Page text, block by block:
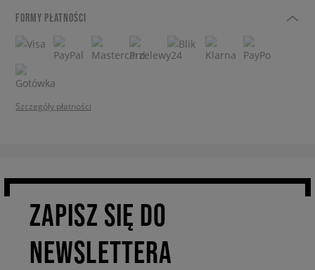
FORMY PŁATNOŚCI
Szczegóły płatności
ZAPISZ SIĘ DO
NEWSLETTERA